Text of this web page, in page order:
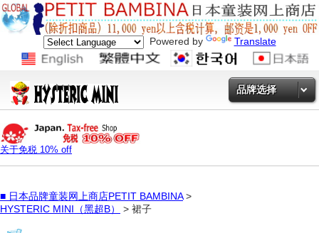
Powered by Translate
品牌选择
关于免税 10% off
■ 日本品牌童装网上商店PETIT BAMBINA>
HYSTERIC MINI（黑超B）
> 裙子